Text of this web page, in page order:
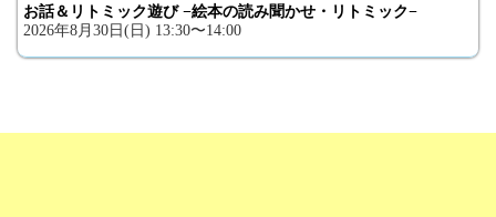
お話＆リトミック遊び −絵本の読み聞かせ・リトミック−
2026年8月30日(日) 13:30〜14:00